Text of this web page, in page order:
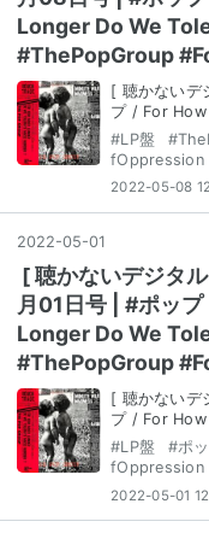
Longer Do We
#ThePopGroup
[ 聴かないデ
プ / For
#LP盤 #
fOppression
2022-05-08
2022-05-01
[ 聴かないデジタ
月01日号 | #ポッ
Longer Do We
#ThePopGroup
[ 聴かないデ
プ / For
#LP盤 #ポ
fOppression
2022-05-01